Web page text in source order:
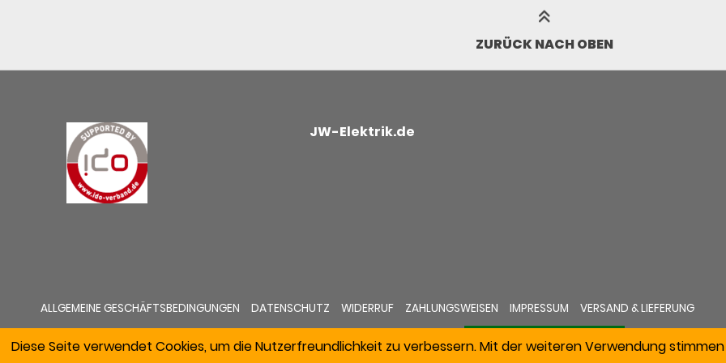
ZURÜCK NACH OBEN
JW-Elektrik.de
ALLGEMEINE GESCHÄFTSBEDINGUNGEN DATENSCHUTZ WIDERRUF ZAHLUNGSWEISEN IMPRESSUM VERSAND & LIEFERUNG
Diese Seite verwendet Cookies, um die Nutzerfreundlichkeit zu verbessern. Mit der weiteren Verwendung stimmen
VERTRAG WIDERRUFEN